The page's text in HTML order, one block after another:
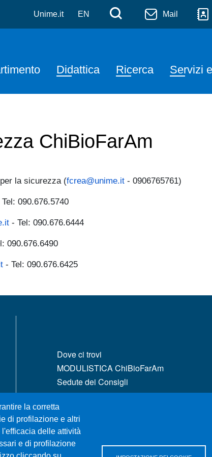
Salta al contenuto principale
Biologiche,
Unime.it EN Menù di
Cerca Mail
principale
Didattica Ricerca Servizi
ChiBioFarAm
la sicurezza (fcrea@unime.it - 0906765761)
090.676.5740
- Tel: 090.676.6444
090.676.6490
- Tel: 090.676.6425
la corretta
di profilazione e altri
delle attività
e di profilazione
Dove ci trovi
MODULISTICA ChiBioFarAm
Sedute dei Consigli
UniMeSTONE
Siti Tematici
Amministrazione Trasparente
Calendario Accademico
Mappa del sito